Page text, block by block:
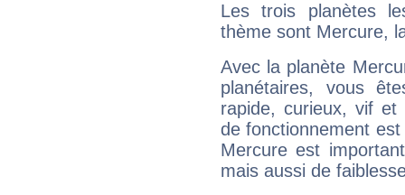
Les trois planètes
thème sont Mercure,
Avec la planète
planétaires, vous
rapide, curieux, vif et
de fonctionnement
Mercure est
mais aussi de